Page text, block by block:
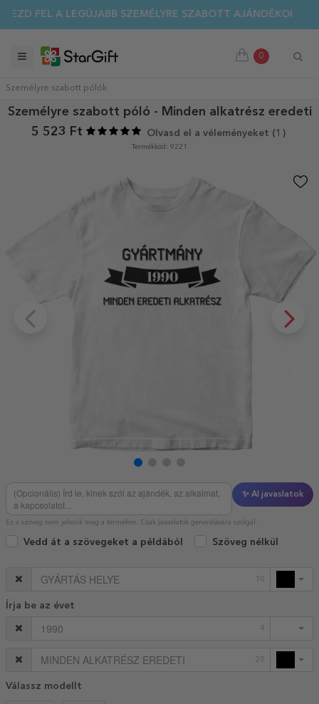
FEL A LEGÚJABB SZEMÉLYRE SZABOTT AJÁNDÉKOKAT!
0
Személyre szabott pólók
Személyre szabott póló - Minden alkatrész eredeti
5 523 Ft
Olvasd el a véleményeket (1 )
Termékkód: 9221
✨ AI javaslatok
Ez a szöveg nem jelenik meg a terméken. Csak javaslatok generálására szolgál.
Vedd át a szövegeket a példából Szöveg nélkül
10
Írja be az évet
4
20
Válassz modellt